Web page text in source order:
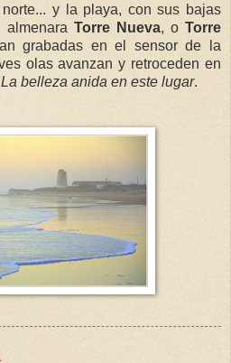
y la playa, con sus bajas
almenara Torre Nueva, o Torre
grabadas en el sensor de la
olas avanzan y retroceden en
La belleza anida en este lugar.